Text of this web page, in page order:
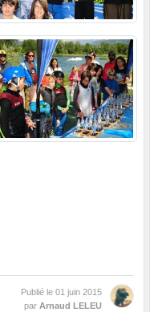
Publié le 01 juin 2015
par Arnaud LELEU